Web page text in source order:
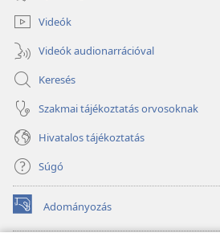
Videók
Videók audionarrációval
Keresés
Szakmai tájékoztatás orvosoknak
Hivatalos tájékoztatás
Súgó
Adományozás
(opens
new